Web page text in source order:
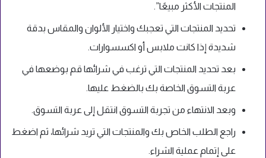
المنتجات الأكثر مبيعًا”.
تحديد المنتجات التي تعجبك واختيار الألوان والمقاس بدقة
شديدة إذا كانت ملابس أو اكسسوارات.
بعد تحديد المنتجات التي ترغب في شرائها قم بوضعها في
عربة التسوق الخاصة بك بالضغط عليها.
وبعد الانتهاء من تجربة التسوق انتقل إلى عربة التسوق.
راجع الطلب الخاص بك والمنتجات التي تريد شرائها، ثم اضغط
على إتمام عملية الشراء.